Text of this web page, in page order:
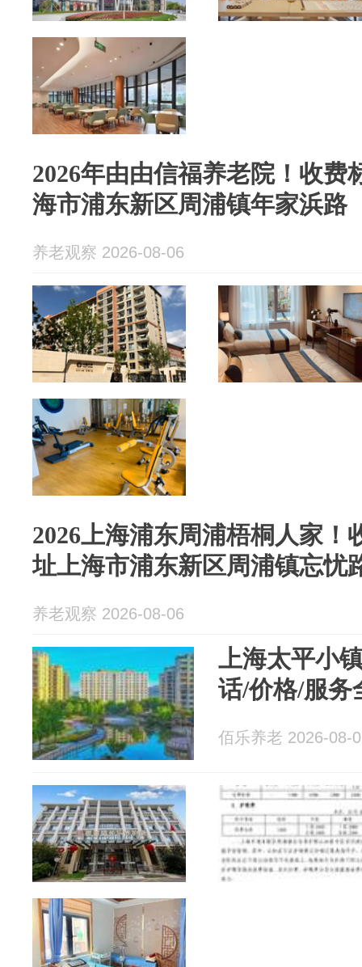
2026年由由信福养老院！收费
海市浦东新区周浦镇年家浜路
养老观察 2026-08-06
2026上海浦东周浦梧桐人家！
址上海市浦东新区周浦镇忘忧
养老观察 2026-08-06
上海太平小
话/价格/服务
佰乐养老 2026-08-